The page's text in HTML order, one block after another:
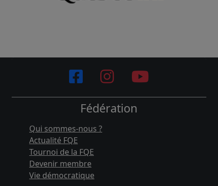
Fédération
Qui sommes-nous ?
Actualité FQE
Tournoi de la FQE
Devenir membre
Vie démocratique